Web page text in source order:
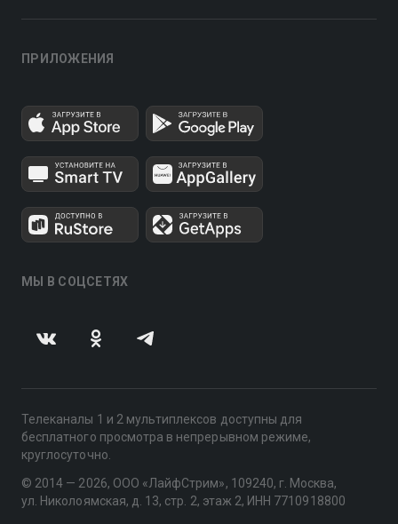
ПРИЛОЖЕНИЯ
МЫ В СОЦСЕТЯХ
Телеканалы 1 и 2 мультиплексов доступны для
бесплатного просмотра в непрерывном режиме,
круглосуточно.
© 2014 — 2026, ООО «ЛайфСтрим», 109240, г. Москва,
ул. Николоямская, д. 13, стр. 2, этаж 2, ИНН 7710918800